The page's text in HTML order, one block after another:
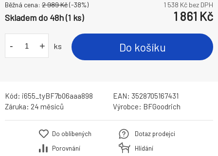
Běžná cena: 2 989Kč(-38%) 1 538 Kč bez DPH
Skladem do 48h (1 ks) 1 861 Kč
- + ks Do košíku
Kód: i655_tyBF7b06aaa898 EAN: 3528705167431
Záruka: 24 měsíců Výrobce: BFGoodrich
Do oblíbených
Porovnání
Dotaz prodejci
Hlídání